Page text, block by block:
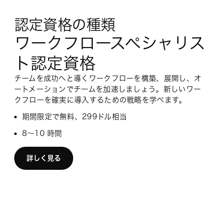
認定資格の種類
ワークフロースペシャリス
ト認定資格
チームを成功へと導くワークフローを構築、展開し、オ
ートメーションでチームを加速しましょう。新しいワー
クフローを確実に導入するための戦略を学べます。
期間限定で無料、299ドル相当
8〜10 時間
詳しく見る